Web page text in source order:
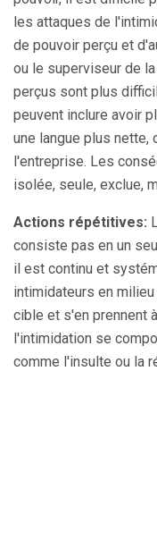
les attaques de
de pouvoir perçu et
ou le superviseur de
perçus sont plus
peuvent inclure avoir
une langue plus nette,
l'entreprise. Les
isolée, seule, exclue,
Actions répétitives:
consiste pas en un
il est continu et
intimidateurs en
cible et s'en prennent
l'intimidation se
comme l'insulte ou la